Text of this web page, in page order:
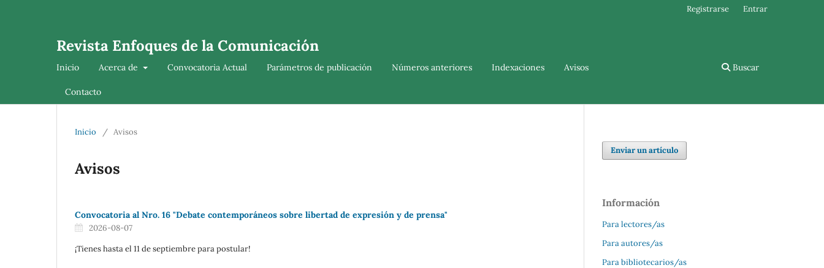
Revista Enfoques de la Comunicación
Inicio Acerca de Convocatoria Actual Parámetros de publicación Números anteriores Indexaciones Avisos
Contacto
Buscar
Registrarse Entrar
Inicio / Avisos
Avisos
Convocatoria al Nro. 16 "Debate contemporáneos sobre libertad de expresión y de prensa"
2026-08-07
¡Tienes hasta el 11 de septiembre para postular!
Enviar un artículo
Información
Para lectores/as
Para autores/as
Para bibliotecarios/as